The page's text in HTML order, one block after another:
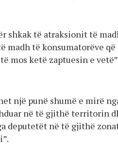
shkak të atraksionit të
madh të konsumatorëve që
mos ketë zaptuesin e
një punë shumë e mirë
në të gjithë territorin
deputetët në të gjithë